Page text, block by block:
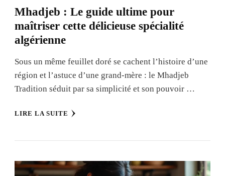
Mhadjeb : Le guide ultime pour
maîtriser cette délicieuse spécialité
algérienne
Sous un même feuillet doré se cachent l’histoire d’une
région et l’astuce d’une grand-mère : le Mhadjeb
Tradition séduit par sa simplicité et son pouvoir …
LIRE LA SUITE